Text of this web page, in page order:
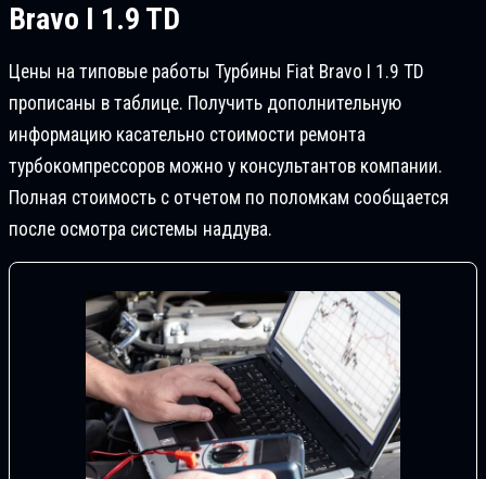
Bravo I 1.9 TD
Цены на типовые работы Турбины Fiat Bravo I 1.9 TD
прописаны в таблице. Получить дополнительную
информацию касательно стоимости ремонта
турбокомпрессоров можно у консультантов компании.
Полная стоимость с отчетом по поломкам сообщается
после осмотра системы наддува.